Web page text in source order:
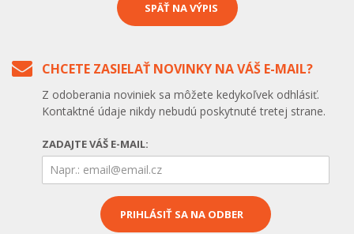
SPÄŤ NA VÝPIS
CHCETE ZASIELAŤ NOVINKY NA VÁŠ E-MAIL?
Z odoberania noviniek sa môžete kedykoľvek odhlásiť.
Kontaktné údaje nikdy nebudú poskytnuté tretej strane.
ZADAJTE VÁŠ E-MAIL: